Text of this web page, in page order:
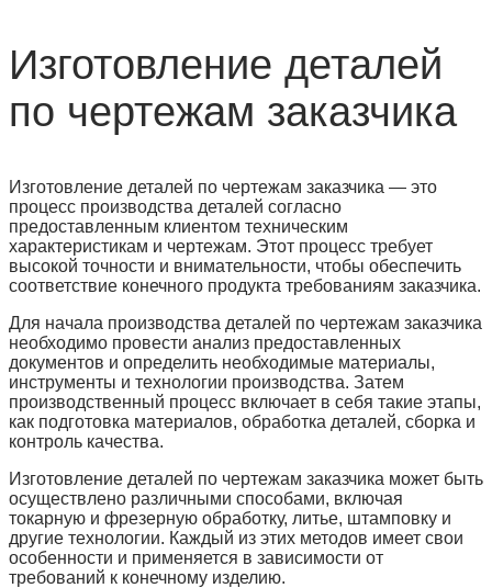
Изготовление деталей
по чертежам заказчика
Изготовление деталей по чертежам заказчика — это
процесс производства деталей согласно
предоставленным клиентом техническим
характеристикам и чертежам. Этот процесс требует
высокой точности и внимательности, чтобы обеспечить
соответствие конечного продукта требованиям заказчика.
Для начала производства деталей по чертежам заказчика
необходимо провести анализ предоставленных
документов и определить необходимые материалы,
инструменты и технологии производства. Затем
производственный процесс включает в себя такие этапы,
как подготовка материалов, обработка деталей, сборка и
контроль качества.
Изготовление деталей по чертежам заказчика может быть
осуществлено различными способами, включая
токарную и фрезерную обработку, литье, штамповку и
другие технологии. Каждый из этих методов имеет свои
особенности и применяется в зависимости от
требований к конечному изделию.